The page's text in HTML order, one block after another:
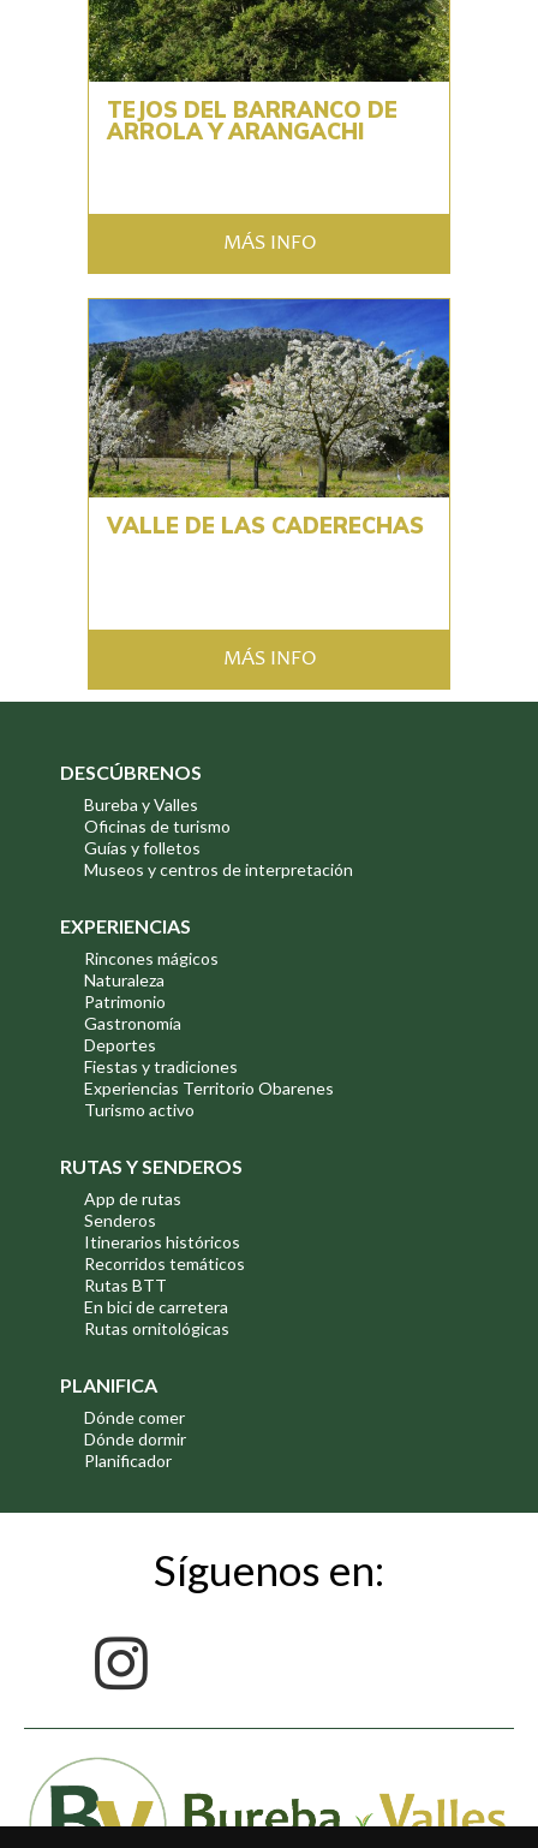
TEJOS DEL BARRANCO DE
ARROLA Y ARANGACHI
MÁS INFO
VALLE DE LAS CADERECHAS
MÁS INFO
DESCÚBRENOS
Bureba y Valles
Oficinas de turismo
Guías y folletos
Museos y centros de interpretación
EXPERIENCIAS
Rincones mágicos
Naturaleza
Patrimonio
Gastronomía
Deportes
Fiestas y tradiciones
Experiencias Territorio Obarenes
Turismo activo
RUTAS Y SENDEROS
App de rutas
Senderos
Itinerarios históricos
Recorridos temáticos
Rutas BTT
En bici de carretera
Rutas ornitológicas
PLANIFICA
Dónde comer
Dónde dormir
Planificador
Síguenos en: